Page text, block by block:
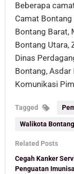
Beberapa
Camat Bontang
Bontang Barat,
Bontang Utara,
Dinas
Bontang, Asdar
Komunikasi
Tagged
Walikota Bontang
Related Posts
Cegah Kanker
Penguatan